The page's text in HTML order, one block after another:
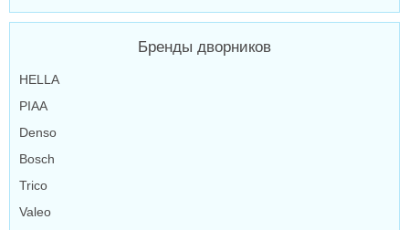
Бренды дворников
HELLA
PIAA
Denso
Bosch
Trico
Valeo